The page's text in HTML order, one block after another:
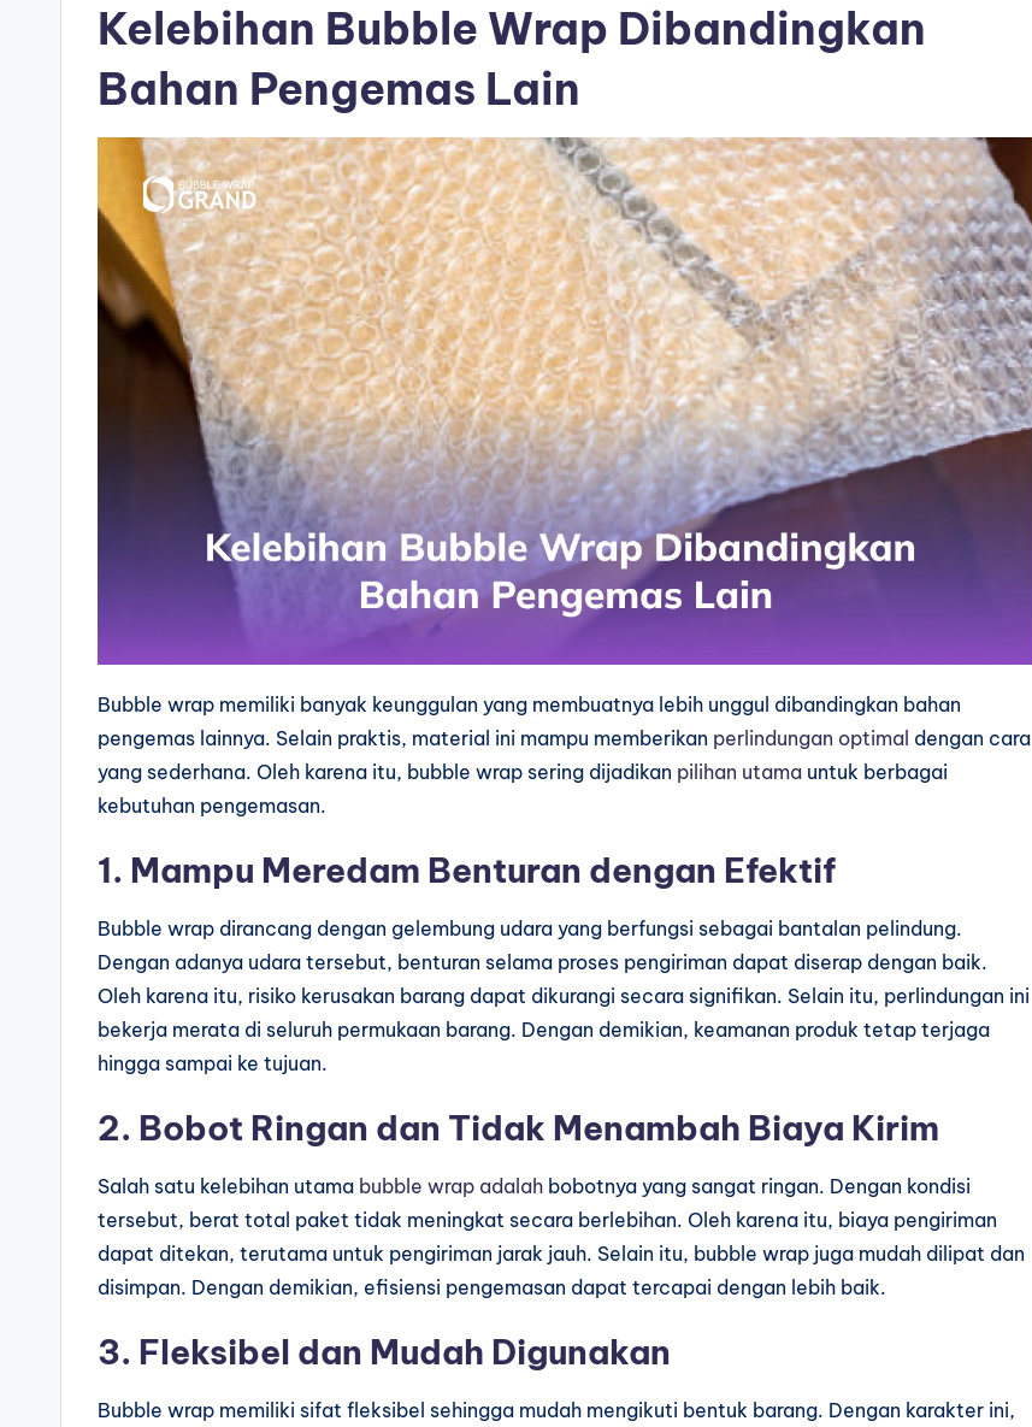
Kelebihan Bubble Wrap Dibandingkan
Bahan Pengemas Lain
Bubble wrap memiliki banyak keunggulan yang membuatnya lebih unggul dibandingkan bahan
pengemas lainnya. Selain praktis, material ini mampu memberikan perlindungan optimal dengan cara
yang sederhana. Oleh karena itu, bubble wrap sering dijadikan pilihan utama untuk berbagai
kebutuhan pengemasan.
1. Mampu Meredam Benturan dengan Efektif
Bubble wrap dirancang dengan gelembung udara yang berfungsi sebagai bantalan pelindung.
Dengan adanya udara tersebut, benturan selama proses pengiriman dapat diserap dengan baik.
Oleh karena itu, risiko kerusakan barang dapat dikurangi secara signifikan. Selain itu, perlindungan ini
bekerja merata di seluruh permukaan barang. Dengan demikian, keamanan produk tetap terjaga
hingga sampai ke tujuan.
2. Bobot Ringan dan Tidak Menambah Biaya Kirim
Salah satu kelebihan utama bubble wrap adalah bobotnya yang sangat ringan. Dengan kondisi
tersebut, berat total paket tidak meningkat secara berlebihan. Oleh karena itu, biaya pengiriman
dapat ditekan, terutama untuk pengiriman jarak jauh. Selain itu, bubble wrap juga mudah dilipat dan
disimpan. Dengan demikian, efisiensi pengemasan dapat tercapai dengan lebih baik.
3. Fleksibel dan Mudah Digunakan
Bubble wrap memiliki sifat fleksibel sehingga mudah mengikuti bentuk barang. Dengan karakter ini,